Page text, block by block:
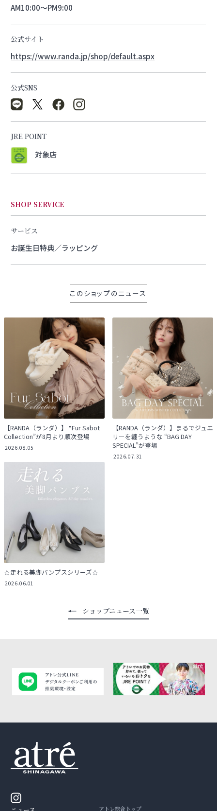
AM10:00～PM9:00
公式サイト
https://www.randa.jp/shop/default.aspx
公式SNS
JRE POINT
対象店
SHOP SERVICE
サービス
お誕生日特典／ラッピング
このショップのニュース
【RANDA（ランダ）】 “Fur Sabot
Collection”が8月より順次登場
2026.08.05
【RANDA（ランダ）】まるでジュエ
リーを纏うような “BAG DAY
SPECIAL”が登場
2026.07.31
☆走れる美脚パンプスシリーズ☆
2026.06.01
ショップニュース一覧
アトレ総合トップ